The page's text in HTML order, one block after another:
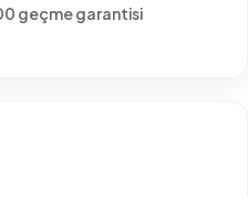
geçme garantisi